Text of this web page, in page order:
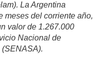
La Argentina
meses del corriente año,
valor de 1.267.000
Nacional de